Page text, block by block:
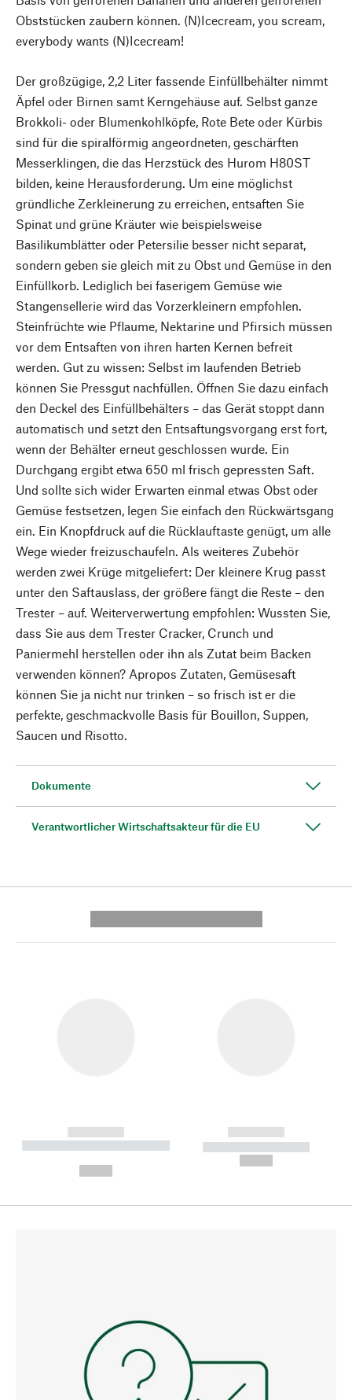
Obststücken zaubern können. (N)Icecream, you scream,
everybody wants (N)Icecream!
Der großzügige, 2,2 Liter fassende Einfüllbehälter nimmt
Äpfel oder Birnen samt Kerngehäuse auf. Selbst ganze
Brokkoli- oder Blumenkohlköpfe, Rote Bete oder Kürbis
sind für die spiralförmig angeordneten, geschärften
Messerklingen, die das Herzstück des Hurom H80ST
bilden, keine Herausforderung. Um eine möglichst
gründliche Zerkleinerung zu erreichen, entsaften Sie
Spinat und grüne Kräuter wie beispielsweise
Basilikumblätter oder Petersilie besser nicht separat,
sondern geben sie gleich mit zu Obst und Gemüse in den
Einfüllkorb. Lediglich bei faserigem Gemüse wie
Stangensellerie wird das Vorzerkleinern empfohlen.
Steinfrüchte wie Pflaume, Nektarine und Pfirsich müssen
vor dem Entsaften von ihren harten Kernen befreit
werden. Gut zu wissen: Selbst im laufenden Betrieb
können Sie Pressgut nachfüllen. Öffnen Sie dazu einfach
den Deckel des Einfüllbehälters – das Gerät stoppt dann
automatisch und setzt den Entsaftungsvorgang erst fort,
wenn der Behälter erneut geschlossen wurde. Ein
Durchgang ergibt etwa 650 ml frisch gepressten Saft.
Und sollte sich wider Erwarten einmal etwas Obst oder
Gemüse festsetzen, legen Sie einfach den Rückwärtsgang
ein. Ein Knopfdruck auf die Rücklauftaste genügt, um alle
Wege wieder freizuschaufeln. Als weiteres Zubehör
werden zwei Krüge mitgeliefert: Der kleinere Krug passt
unter den Saftauslass, der größere fängt die Reste – den
Trester – auf. Weiterverwertung empfohlen: Wussten Sie,
dass Sie aus dem Trester Cracker, Crunch und
Paniermehl herstellen oder ihn als Zutat beim Backen
verwenden können? Apropos Zutaten, Gemüsesaft
können Sie ja nicht nur trinken – so frisch ist er die
perfekte, geschmackvolle Basis für Bouillon, Suppen,
Saucen und Risotto.
Dokumente
Verantwortlicher Wirtschaftsakteur für die EU
------------
----------- ----------- --------
------------
----------- -----------